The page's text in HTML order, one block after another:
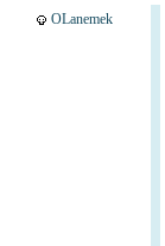
OLanemek